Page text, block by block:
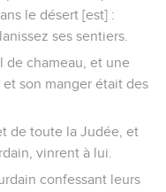
le désert [est] :
ses sentiers.
de chameau, et une
son manger était des
de toute la Judée, et
vinrent à lui.
confessant leurs